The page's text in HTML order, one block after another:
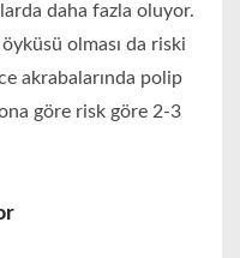
daha fazla oluyor.
öyküsü olması da riski
akrabalarında polip
göre risk göre 2-3